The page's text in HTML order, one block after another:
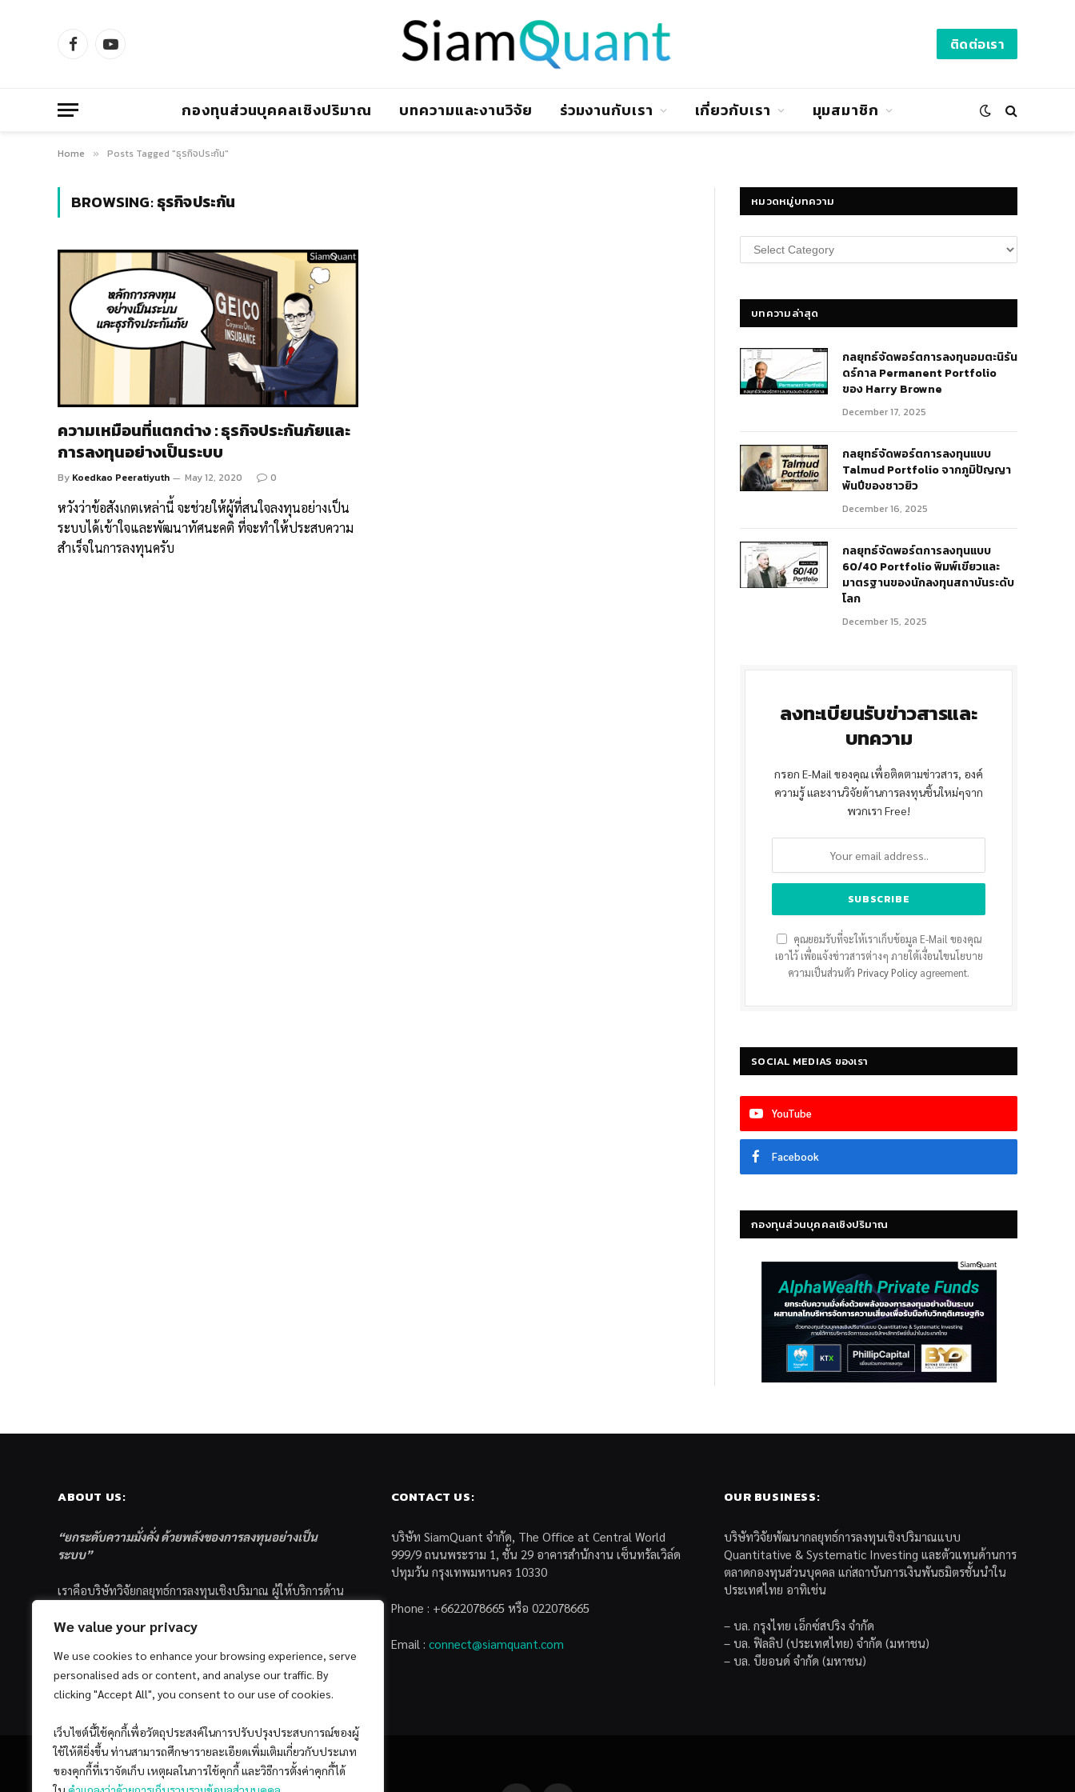
We value your privacy
We use cookies to enhance your browsing experience, serve
personalised ads or content, and analyse our traffic. By
clicking "Accept All", you consent to our use of cookies.
เว็บไซต์นี้ใช้คุกกี้เพื่อวัตถุประสงค์ในการปรับปรุงประสบการณ์ของผู้
ใช้ให้ดียิ่งขึ้น ท่านสามารถศึกษารายละเอียดเพิ่มเติมเกี่ยวกับประเภท
ของคุกกี้ที่เราจัดเก็บ เหตุผลในการใช้คุกกี้ และวิธีการตั้งค่าคุกกี้ได้
FacebookYouTube ติดต่อเรา
กองทุนส่วนบุคคลเชิงปริมาณ บทความและงานวิจัย ร่วมงานกับเรา เกี่ยวกับเรา มุมสมาชิก
Home » Posts Tagged "ธุรกิจประกัน"
BROWSING:ธุรกิจประกัน
ความเหมือนที่แตกต่าง : ธุรกิจประกันภัยและ
การลงทุนอย่างเป็นระบบ
By Koedkao Peeratiyuth May 12, 2020 0
หวังว่าข้อสังเกตเหล่านี้ จะช่วยให้ผู้ที่สนใจลงทุนอย่างเป็น
ระบบได้เข้าใจและพัฒนาทัศนะคติ ที่จะทำให้ประสบความ
สำเร็จในการลงทุนครับ
หมวดหมู่บทความ
หมวด
หมู่
บทความล่าสุด
กลยุทธ์​จัดพอร์ตการลงทุนอมตะนิรัน
ดร์กาล Permanent Portfolio
ของ Harry Browne
December 17, 2025
กลยุทธ์จัดพอร์ตการลงทุนแบบ
Talmud Portfolio จากภูมิปัญญา
พันปีของชาวยิว
December 16, 2025
กลยุทธ์จัดพอร์ตการลงทุนแบบ
60/40 Portfolio พิมพ์เขียวและ
มาตรฐานของนักลงทุนสถาบันระดับ
โลก
December 15, 2025
ลงทะเบียนรับข่าวสารและ
บทความ
กรอก E-Mail ของคุณ เพื่อติดตามข่าวสาร, องค์
ความรู้ และงานวิจัยด้านการลงทุนชิ้นใหม่ๆจาก
พวกเรา Free!
คุณยอมรับที่จะให้เราเก็บข้อมูล E-Mail ของคุณ
เอาไว้ เพื่อแจ้งข่าวสารต่างๆ ภายใต้เงื่อนไขนโยบาย
ความเป็นส่วนตัว Privacy Policy agreement.
SOCIAL MEDIAS ของเรา
YouTube
Facebook
กองทุนส่วนบุคคลเชิงปริมาณ
ABOUT US:
“ยกระดับความมั่งคั่ง ด้วยพลังของการลงทุนอย่างเป็น
ระบบ”
เราคือบริษัทวิจัยกลยุทธ์การลงทุนเชิงปริมาณ ผู้ให้บริการด้าน
ส่วนบุคคล ซึ่งมีเป้าหมายที่จะช่วยเหลือให้นักลงทุนไทย
ด้วยแนวคิดและกระบวนการลงทุนอย่างเป็นระบบแบบ
Quantitative & Systematic Investing
CONTACT US:
บริษัท SiamQuant จำกัด, The Office at Central World
999/9 ถนนพระราม 1, ชั้น 29 อาคารสำนักงาน เซ็นทรัลเวิล์ด
ปทุมวัน กรุงเทพมหานคร 10330
Phone : +6622078665 หรือ 022078665
Email : connect@siamquant.com
OUR BUSINESS:
บริษัทวิจัยพัฒนากลยุทธ์การลงทุนเชิงปริมาณแบบ
Quantitative & Systematic Investing และตัวแทนด้านการ
ตลาดกองทุนส่วนบุคคล แก่สถาบันการเงินพันธมิตรชั้นนำใน
ประเทศไทย อาทิเช่น
– บล. กรุงไทย เอ็กซ์สปริง จำกัด
– บล. ฟิลลิป (ประเทศไทย) จำกัด (มหาชน)
– บล. บียอนด์ จำกัด (มหาชน)